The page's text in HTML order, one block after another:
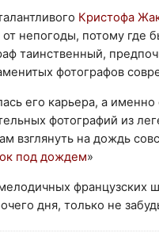
Кристофа
непогоды, потому где
таинственный,
фотографов
его карьера, а
фотографий из
взглянуть на дождь
под дождем»
французских
дня, только не